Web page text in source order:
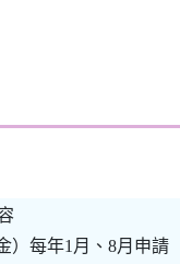
）每年1月、8月申請